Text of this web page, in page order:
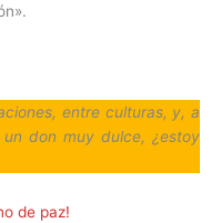
entre culturas, y, a
don muy dulce, ¿estoy
de paz!